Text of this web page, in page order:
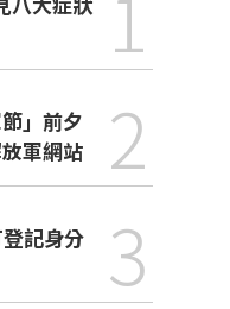
」前夕
軍網站
2
3